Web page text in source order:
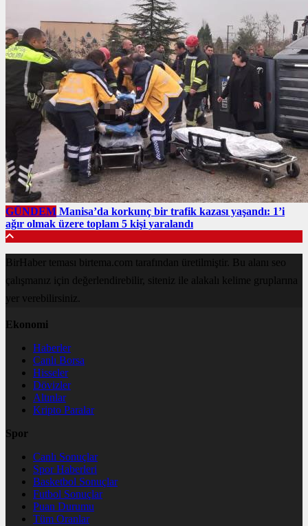
GÜNDEM Manisa’da korkunç bir trafik kazası yaşandı: 1’i
ağır olmak üzere toplam 5 kişi yaralandı
BirHaber teması birtema.com tarafından üretilmiştir. Bu alanı seo
çalışmanız için değerlendirebilir, siteniz ile alakalı kelime gruplarına
yer verebilirsiniz.
Ekonomi
Haberler
Canlı Borsa
Hisseler
Dövizler
Altınlar
Kripto Paralar
Spor
Canlı Sonuçlar
Spor Haberleri
Basketbol Sonuçlar
Futbol Sonuçlar
Puan Durumu
Tüm Oranlar